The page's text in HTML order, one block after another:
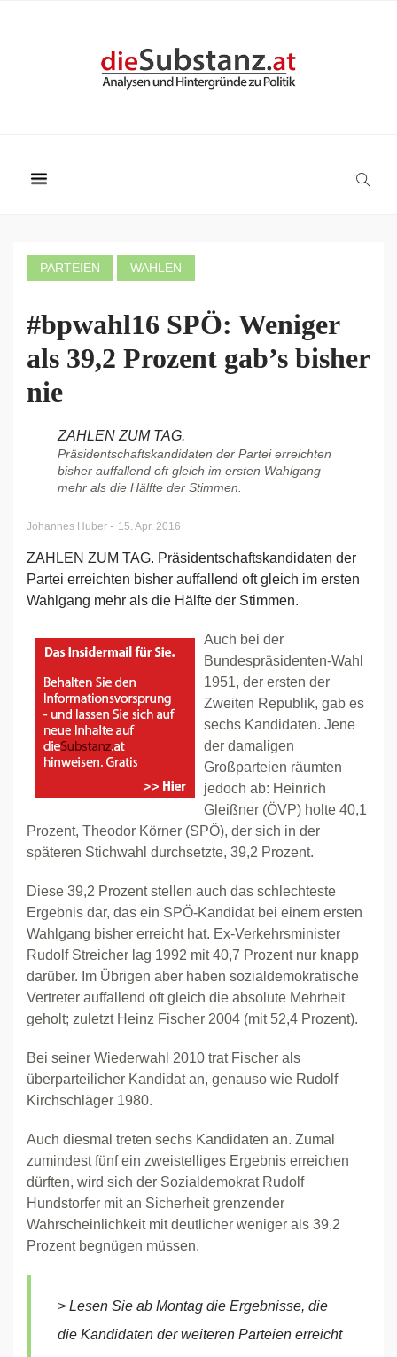
PARTEIEN WAHLEN
#bpwahl16 SPÖ: Weniger
als 39,2 Prozent gab’s bisher
nie
ZAHLEN ZUM TAG.
Präsidentschaftskandidaten der Partei erreichten
bisher auffallend oft gleich im ersten Wahlgang
mehr als die Hälfte der Stimmen.
Johannes Huber - 15. Apr. 2016
ZAHLEN ZUM TAG. Präsidentschaftskandidaten der
Partei erreichten bisher auffallend oft gleich im ersten
Wahlgang mehr als die Hälfte der Stimmen.
Auch bei der
Bundespräsidenten-Wahl
1951, der ersten der
Zweiten Republik, gab es
sechs Kandidaten. Jene
der damaligen
Großparteien räumten
jedoch ab: Heinrich
Gleißner (ÖVP) holte 40,1
Prozent, Theodor Körner (SPÖ), der sich in der
späteren Stichwahl durchsetzte, 39,2 Prozent.
Diese 39,2 Prozent stellen auch das schlechteste
Ergebnis dar, das ein SPÖ-Kandidat bei einem ersten
Wahlgang bisher erreicht hat. Ex-Verkehrsminister
Rudolf Streicher lag 1992 mit 40,7 Prozent nur knapp
darüber. Im Übrigen aber haben sozialdemokratische
Vertreter auffallend oft gleich die absolute Mehrheit
geholt; zuletzt Heinz Fischer 2004 (mit 52,4 Prozent).
Bei seiner Wiederwahl 2010 trat Fischer als
überparteilicher Kandidat an, genauso wie Rudolf
Kirchschläger 1980.
Auch diesmal treten sechs Kandidaten an. Zumal
zumindest fünf ein zweistelliges Ergebnis erreichen
dürften, wird sich der Sozialdemokrat Rudolf
Hundstorfer mit an Sicherheit grenzender
Wahrscheinlichkeit mit deutlicher weniger als 39,2
Prozent begnügen müssen.
> Lesen Sie ab Montag die Ergebnisse, die
die Kandidaten der weiteren Parteien erreicht